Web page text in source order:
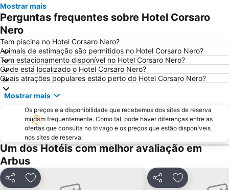
Mostrar mais
Perguntas frequentes sobre Hotel Corsaro
Nero
Tem piscina no Hotel Corsaro Nero?
Animais de estimação são permitidos no Hotel Corsaro Nero?
Tem estacionamento disponível no Hotel Corsaro Nero?
Onde está localizado o Hotel Corsaro Nero?
Quais atrações populares estão perto do Hotel Corsaro Nero?
Mostrar mais
Os preços e a disponibilidade que recebemos dos sites de reserva
mudam frequentemente. Como tal, pode haver diferenças entre as
ofertas que consulta no trivago e os preços que estão disponíveis
nos sites de reserva.
Um dos Hotéis com melhor avaliação em
Arbus
PartilharAdicionar aos favoritos PartilharAdicionar